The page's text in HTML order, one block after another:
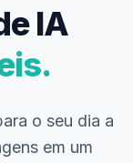
IA
o seu dia a
em um